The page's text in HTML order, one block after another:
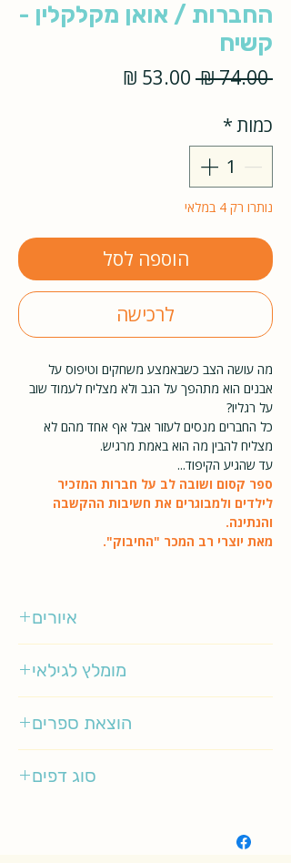
החברות / אואן מקלקלין -
קשיח
‏74.00 ‏₪
מחיר
כמות*
נותרו רק 4 במלאי
הוספה לסל
לרכישה
מה עושה הצב כשבאמצע משחקים וטיפוס על
אבנים הוא מתהפך על הגב ולא מצליח לעמוד שוב
על רגליו?
כל החברים מנסים לעזור אבל אף אחד מהם לא
מצליח להבין מה הוא באמת מרגיש.
עד שהגיע הקיפוד...
ספר קסום ושובה לב על חברות המזכיר
לילדים ולמבוגרים את חשיבות ההקשבה
והנתינה.
מאת יוצרי רב המכר "החיבוק".
איורים
מומלץ לגילאי
הוצאת ספרים
סוג דפים